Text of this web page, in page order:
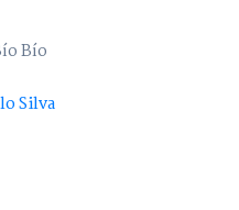
Bío
Silva